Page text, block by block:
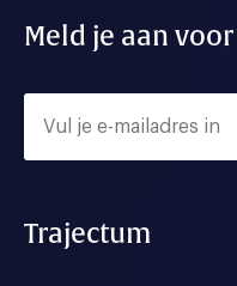
Meld je aan
Trajectum